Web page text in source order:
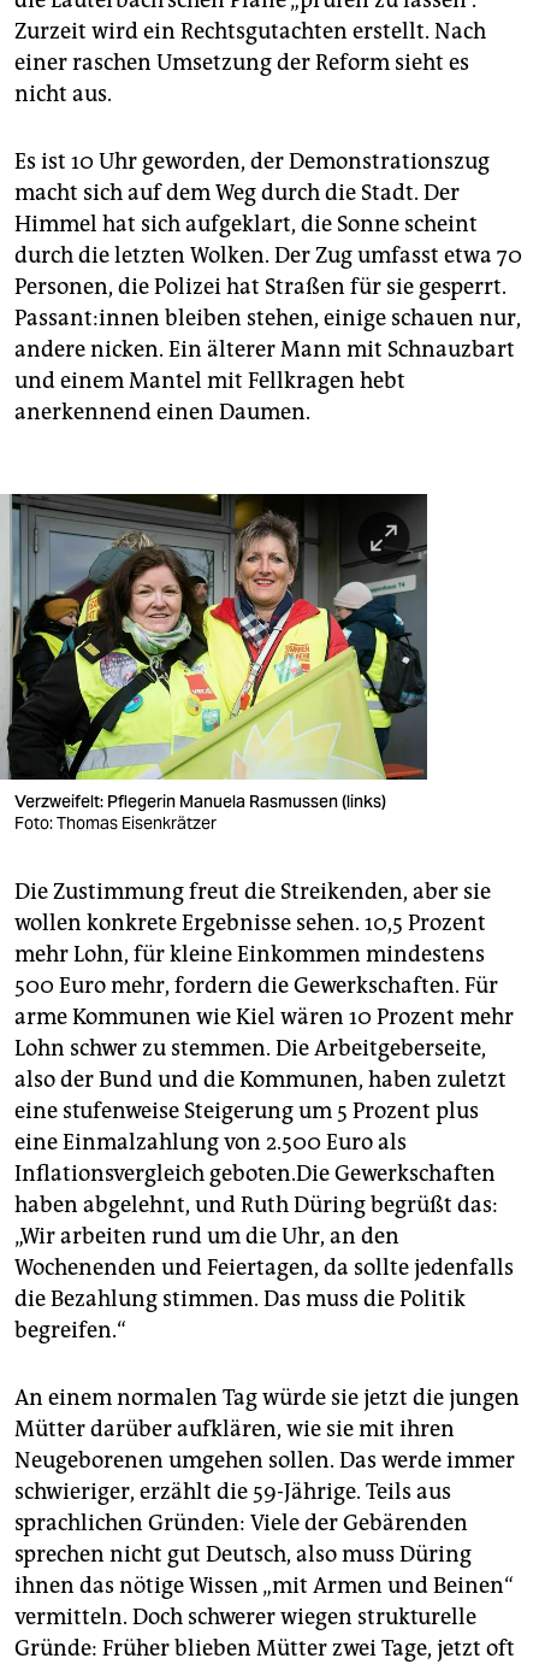
Zurzeit wird ein Rechtsgutachten erstellt. Nach
einer raschen Umsetzung der Reform sieht es
nicht aus.
Es ist 10 Uhr geworden, der Demonstrationszug
macht sich auf dem Weg durch die Stadt. Der
Himmel hat sich aufgeklart, die Sonne scheint
durch die letzten Wolken. Der Zug umfasst etwa 70
Personen, die Polizei hat Straßen für sie gesperrt.
Pas­san­t:in­nen bleiben stehen, einige schauen nur,
andere nicken. Ein älterer Mann mit Schnauzbart
und einem Mantel mit Fellkragen hebt
anerkennend einen Daumen.
Verzweifelt: Pflegerin Manuela Rasmussen (links)
Foto: Thomas Eisenkrätzer
Die Zustimmung freut die Streikenden, aber sie
wollen konkrete Ergebnisse sehen. 10,5 Prozent
mehr Lohn, für kleine Einkommen mindestens
500 Euro mehr, fordern die Gewerkschaften. Für
arme Kommunen wie Kiel wären 10 Prozent mehr
Lohn schwer zu stemmen. Die Arbeitgeberseite,
also der Bund und die Kommunen, haben zuletzt
eine stufenweise Steigerung um 5 Prozent plus
eine Einmalzahlung von 2.500 Euro als
Inflationsvergleich geboten.Die Gewerkschaften
haben abgelehnt, und Ruth Düring begrüßt das:
„Wir arbeiten rund um die Uhr, an den
Wochenenden und Feiertagen, da sollte jedenfalls
die Bezahlung stimmen. Das muss die Politik
begreifen.“
An einem normalen Tag würde sie jetzt die jungen
Mütter darüber aufklären, wie sie mit ihren
Neugeborenen umgehen sollen. Das werde immer
schwieriger, erzählt die 59-Jährige. Teils aus
sprachlichen Gründen: Viele der Gebärenden
sprechen nicht gut Deutsch, also muss Düring
ihnen das nötige Wissen „mit Armen und Beinen“
vermitteln. Doch schwerer wiegen strukturelle
Gründe: Früher blieben Mütter zwei Tage, jetzt oft